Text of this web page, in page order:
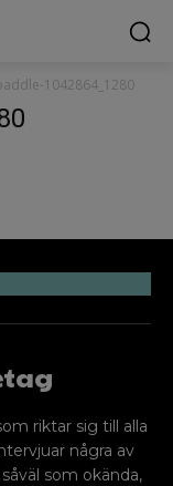
1042864_1280
riktar sig till alla
några av
som okända,